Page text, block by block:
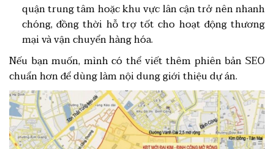
quận trung tâm hoặc khu vực lân cận trở nên nhanh
chóng, đồng thời hỗ trợ tốt cho hoạt động thương
mại và vận chuyển hàng hóa.
Nếu bạn muốn, mình có thể viết thêm phiên bản SEO
chuẩn hơn để dùng làm nội dung giới thiệu dự án.